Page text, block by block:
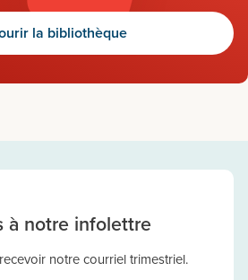
la bibliothèque
à notre infolettre
notre courriel trimestriel.